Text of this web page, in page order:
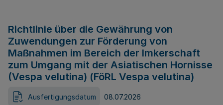
Richtlinie über die Gewährung von
Zuwendungen zur Förderung von
Maßnahmen im Bereich der Imkerschaft
zum Umgang mit der Asiatischen Hornisse
(Vespa velutina) (FöRL Vespa velutina)
Ausfertigungsdatum 08.07.2026